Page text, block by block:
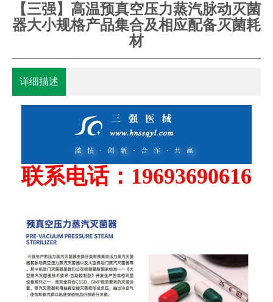
【三强】高温预真空压力蒸汽脉动灭菌
器大小规格产品集合及相应配备灭菌耗
材
详细描述
联系电话：19693690616